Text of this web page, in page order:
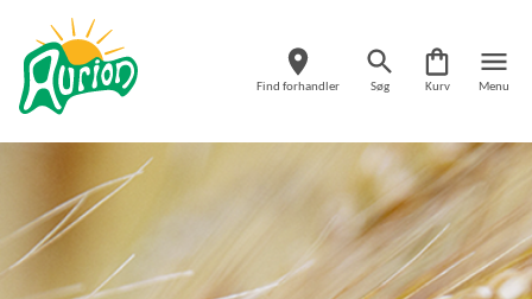
Find forhandler Søg Kurv Menu